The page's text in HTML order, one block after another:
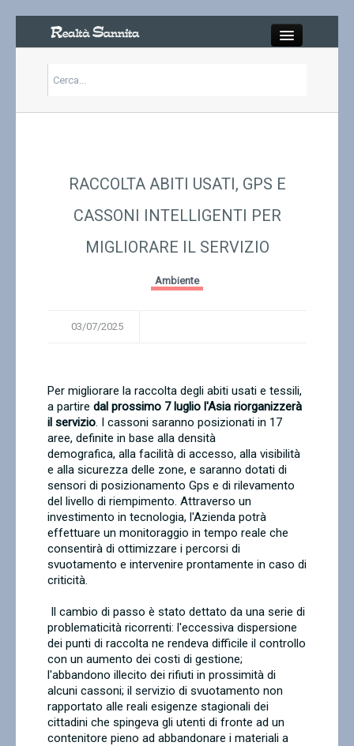
Carrello
RACCOLTA ABITI USATI, GPS E
CASSONI INTELLIGENTI PER
MIGLIORARE IL SERVIZIO
Ambiente
03/07/2025
Per migliorare la raccolta degli abiti usati e tessili,
a partire dal prossimo 7 luglio l'Asia riorganizzerà
il servizio. I cassoni saranno posizionati in 17
aree, definite in base alla densità
demografica, alla facilità di accesso, alla visibilità
e alla sicurezza delle zone, e saranno dotati di
sensori di posizionamento Gps e di rilevamento
del livello di riempimento. Attraverso un
investimento in tecnologia, l'Azienda potrà
effettuare un monitoraggio in tempo reale che
consentirà di ottimizzare i percorsi di
svuotamento e intervenire prontamente in caso di
criticità.
Il cambio di passo è stato dettato da una serie di
problematicità ricorrenti: l'eccessiva dispersione
dei punti di raccolta ne rendeva difficile il controllo
con un aumento dei costi di gestione;
l'abbandono illecito dei rifiuti in prossimità di
alcuni cassoni; il servizio di svuotamento non
rapportato alle reali esigenze stagionali dei
cittadini che spingeva gli utenti di fronte ad un
contenitore pieno ad abbandonare i materiali a